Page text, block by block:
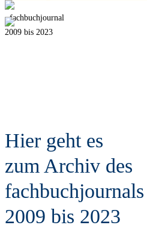
fachbuchjournal
2009 bis 2023
Hier geht es
zum Archiv des
fachbuchjournals
2009 bis 2023